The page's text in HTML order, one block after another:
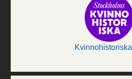
Kvinnohistoriska